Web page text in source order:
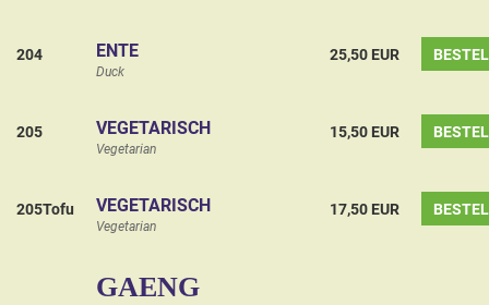
204 ENTE
Duck
25,50 EUR
205 VEGETARISCH
Vegetarian
15,50 EUR
205Tofu VEGETARISCH
Vegetarian
17,50 EUR
GAENG